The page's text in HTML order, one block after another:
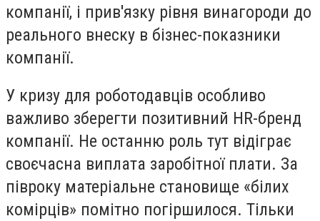
компанії, і прив'язку рівня винагороди до
реального внеску в бізнес-показники
компанії.
У кризу для роботодавців особливо
важливо зберегти позитивний HR-бренд
компанії. Не останню роль тут відіграє
своєчасна виплата заробітної плати. За
півроку матеріальне становище «білих
комірців» помітно погіршилося. Тільки